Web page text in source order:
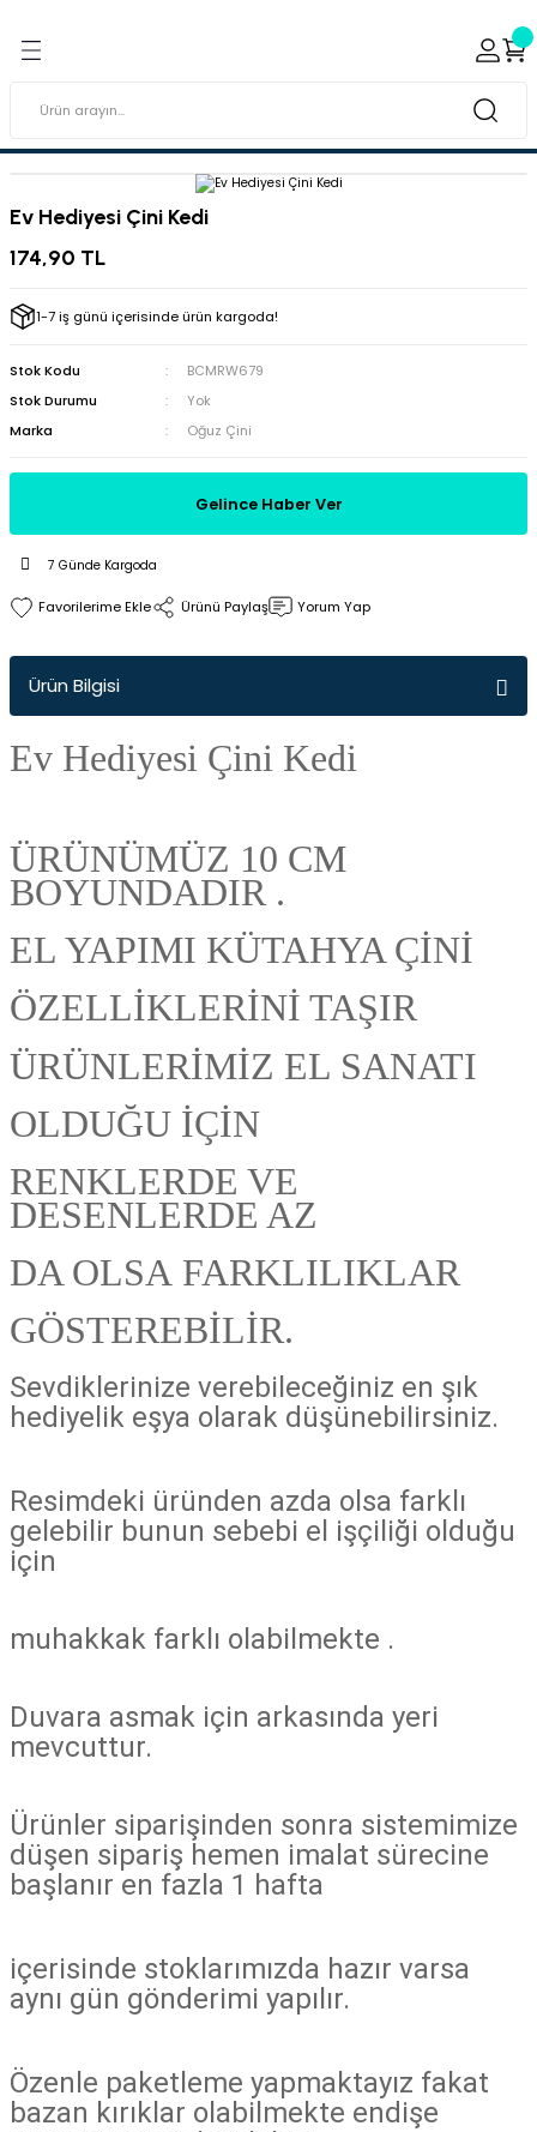
Porselen Boyaları (Toz
Boyaları
Tabaklar
Ev Hediyesi Çini Kedi
174,90 TL
1-7 iş günü içerisinde ürün kargoda!
Stok Kodu
BCMRW679
Stok Durumu
Yok
Marka
Oğuz Çini
Gelince Haber Ver
7 Günde Kargoda
Ürünü Paylaş Yorum Yap
Ürün Bilgisi
Ev Hediyesi Çini Kedi
ÜRÜNÜMÜZ 10 CM
BOYUNDADIR .
EL YAPIMI KÜTAHYA ÇİNİ
ÖZELLİKLERİNİ TAŞIR
ÜRÜNLERİMİZ EL SANATI
OLDUĞU İÇİN
RENKLERDE VE
DESENLERDE AZ
DA OLSA FARKLILIKLAR
GÖSTEREBİLİR.
Sevdiklerinize verebileceğiniz en şık
hediyelik eşya olarak düşünebilirsiniz.
Resimdeki üründen azda olsa farklı
gelebilir bunun sebebi el işçiliği olduğu
için
muhakkak farklı olabilmekte .
Duvara asmak için arkasında yeri
mevcuttur.
Ürünler siparişinden sonra sistemimize
düşen sipariş hemen imalat sürecine
başlanır en fazla 1 hafta
içerisinde stoklarımızda hazır varsa
aynı gün gönderimi yapılır.
Özenle paketleme yapmaktayız fakat
bazan kırıklar olabilmekte endişe